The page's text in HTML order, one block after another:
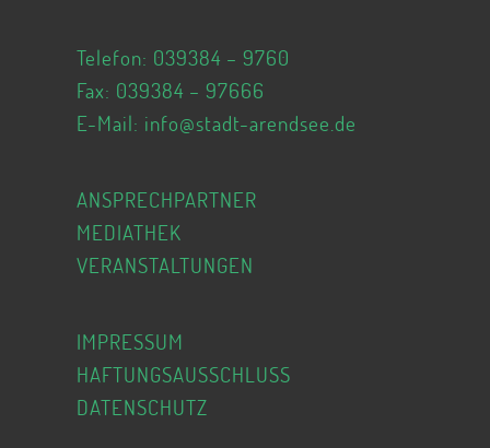
Telefon: 039384 – 9760
Fax: 039384 – 97666
E-Mail: info@stadt-arendsee.de
ANSPRECHPARTNER
MEDIATHEK
VERANSTALTUNGEN
IMPRESSUM
HAFTUNGSAUSSCHLUSS
DATENSCHUTZ